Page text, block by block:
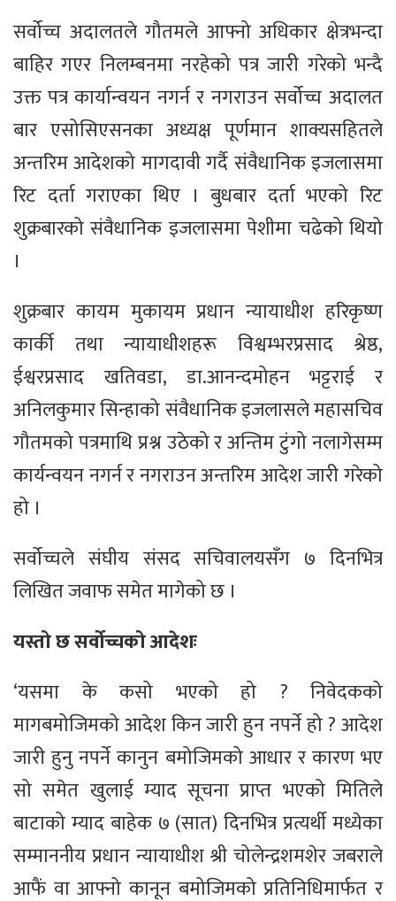
सर्वोच्च अदालतले गौतमले आफ्नो अधिकार क्षेत्रभन्दा
बाहिर गएर निलम्बनमा नरहेको पत्र जारी गरेको भन्दै
उक्त पत्र कार्यान्वयन नगर्न र नगराउन सर्वोच्च अदालत
बार एसोसिएसनका अध्यक्ष पूर्णमान शाक्यसहितले
अन्तरिम आदेशको मागदावी गर्दै संवैधानिक इजलासमा
रिट दर्ता गराएका थिए । बुधबार दर्ता भएको रिट
शुक्रबारको संवैधानिक इजलासमा पेशीमा चढेको थियो
।
शुक्रबार कायम मुकायम प्रधान न्यायाधीश हरिकृष्ण
कार्की तथा न्यायाधीशहरू विश्वम्भरप्रसाद श्रेष्ठ,
ईश्वरप्रसाद खतिवडा, डा.आनन्दमोहन भट्टराई र
अनिलकुमार सिन्हाको संवैधानिक इजलासले महासचिव
गौतमको पत्रमाथि प्रश्न उठेको र अन्तिम टुंगो नलागेसम्म
कार्यन्वयन नगर्न र नगराउन अन्तरिम आदेश जारी गरेको
हो ।
सर्वोच्चले संघीय संसद सचिवालयसँग ७ दिनभित्र
लिखित जवाफ समेत मागेको छ ।
यस्तो छ सर्वोच्चको आदेशः
‘यसमा के कसो भएको हो ? निवेदकको
मागबमोजिमको आदेश किन जारी हुन नपर्ने हो ? आदेश
जारी हुनु नपर्ने कानुन बमोजिमको आधार र कारण भए
सो समेत खुलाई म्याद सूचना प्राप्त भएको मितिले
बाटाको म्याद बाहेक ७ (सात) दिनभित्र प्रत्यर्थी मध्येका
सम्माननीय प्रधान न्यायाधीश श्री चोलेन्द्रशमशेर जबराले
आफैं वा आफ्नो कानून बमोजिमको प्रतिनिधिमार्फत र